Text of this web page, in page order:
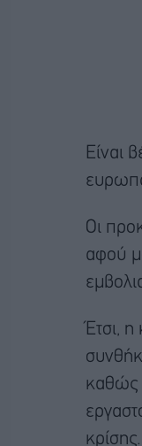
Είναι
Οι
αφού
Έτσι,
καθώς
κρίσης.